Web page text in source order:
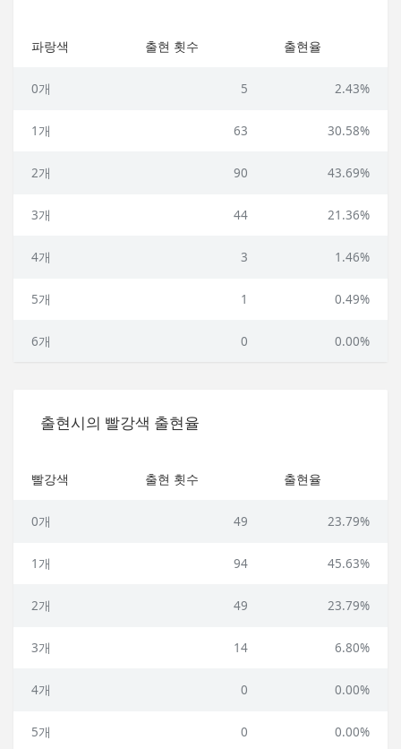
파랑색 출현 횟수 출현율
0개 5 2.43%
1개 63 30.58%
2개 90 43.69%
3개 44 21.36%
4개 3 1.46%
5개 1 0.49%
6개 0 0.00%
출현시의 빨강색 출현율
빨강색 출현 횟수 출현율
0개 49 23.79%
1개 94 45.63%
2개 49 23.79%
3개 14 6.80%
4개 0 0.00%
5개 0 0.00%